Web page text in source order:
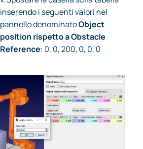
inserendo i seguenti valori nel
pannello denominatoObject
position rispetto a Obstacle
Reference: 0, 0, 200, 0, 0, 0